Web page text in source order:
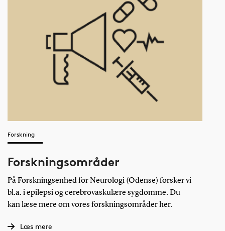
Forskning
Forskningsområder
På Forskningsenhed for Neurologi (Odense) forsker vi
bl.a. i epilepsi og cerebrovaskulære sygdomme. Du
kan læse mere om vores forskningsområder her.
Læs mere